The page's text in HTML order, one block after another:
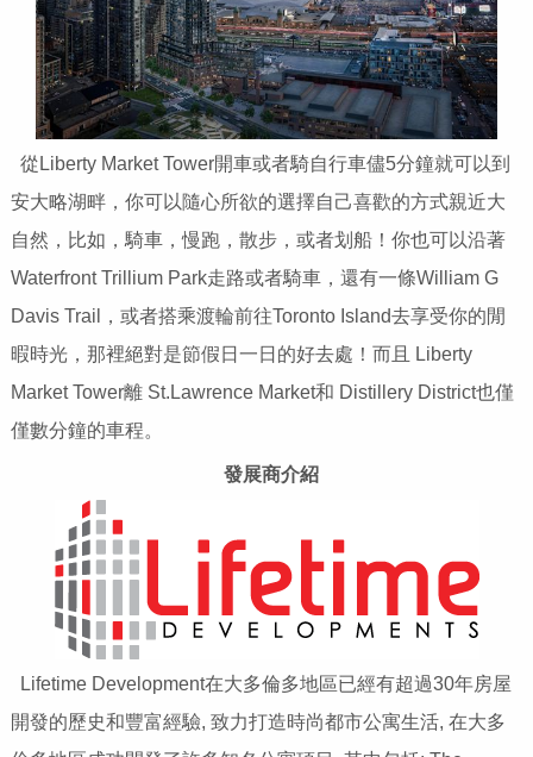
從Liberty Market Tower開車或者騎自行車儘5分鐘就可以到
安大略湖畔，你可以隨心所欲的選擇自己喜歡的方式親近大
自然，比如，騎車，慢跑，散步，或者划船！你也可以沿著
Waterfront Trillium Park走路或者騎車，還有一條William G
Davis Trail，或者搭乘渡輪前往Toronto Island去享受你的閒
暇時光，那裡絕對是節假日一日的好去處！而且 Liberty
Market Tower離 St.Lawrence Market和 Distillery District也僅
僅數分鐘的車程。
發展商介紹
Lifetime Development在大多倫多地區已經有超過30年房屋
開發的歷史和豐富經驗, 致力打造時尚都市公寓生活, 在大多